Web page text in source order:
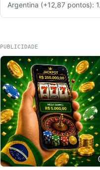
Argentina (+12,87 pontos):
PUBLICIDADE